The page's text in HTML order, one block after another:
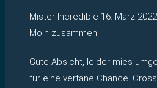
Mister Incredible 16. März 2022
Moin zusammen,
Gute Absicht, leider mies
für eine vertane Chance.